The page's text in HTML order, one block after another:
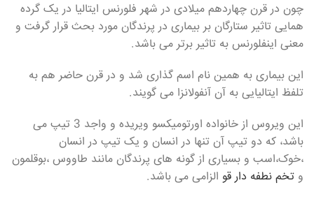
چون در قرن چهاردهم میلادی در شهر فلورنس ایتالیا در یک گرده
همایی تاثیر ستارگان بر بیماری در پرندگان مورد بحث قرار گرفت و
معنی اینفلورنس به تاثیر برتر می باشد.
این بیماری به همین نام اسم گذاری شد و در قرن حاضر هم به
تلفظ ایتالیایی به آن آنفولانزا می گویند.
این ویروس از خانواده اورتومیکسو ویریده و واجد 3 تیپ می
باشد، که دو تیپ آن تنها در انسان و یک تیپ در انسان
،خوک،اسب و بسیاری از گونه های پرندگان مانند طاووس ،بوقلمون
و تخم نطفه دار قو الزامی می باشد.